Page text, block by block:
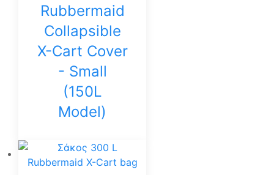
Rubbermaid
Collapsible
X-Cart Cover
- Small
(150L
Model)